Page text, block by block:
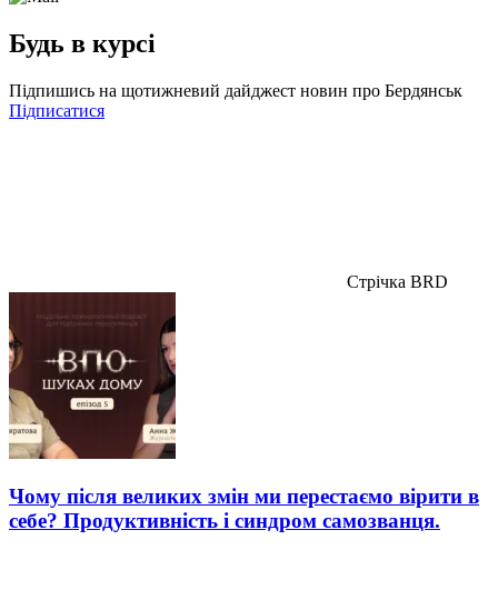
Будь в курсі
Підпишись на щотижневий дайджест новин про Бердянськ
Підписатися
Стрічка BRD
Чому після великих змін ми перестаємо вірити в
себе? Продуктивність і синдром самозванця.